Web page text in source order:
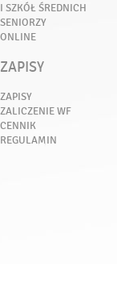
I SZKÓŁ ŚREDNICH
SENIORZY
ONLINE
ZAPISY
ZAPISY
ZALICZENIE WF
CENNIK
REGULAMIN